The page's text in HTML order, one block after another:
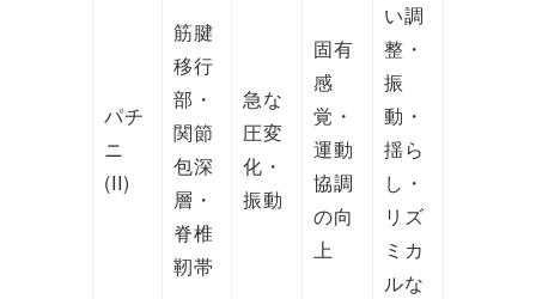
パチ
ニ
(II)
筋腱
移行
部・
関節
包深
層・
脊椎
靭帯
急な
圧変
化・
振動
固有
感
覚・
運動
協調
の向
上
い調
整・
振
動・
揺ら
し・
リズ
ミカ
ルな